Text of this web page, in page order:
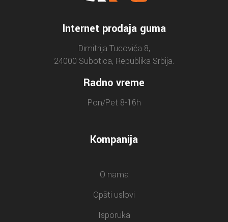
Internet prodaja guma
Dimitrija Tucovića 8,
24000 Subotica, Republika Srbija.
Radno vreme
Pon/Pet 8-16h
Kompanija
O nama
Opšti uslovi
Isporuka